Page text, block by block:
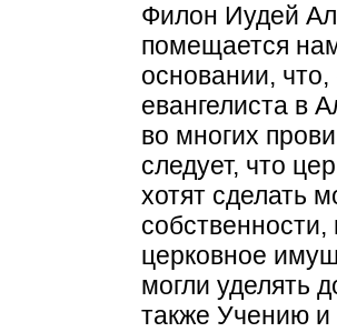
Филон Иудей
помещается
основании,
евангелиста в
во многих
следует, что
хотят сделать
церковное
могли уделять
также Учению и